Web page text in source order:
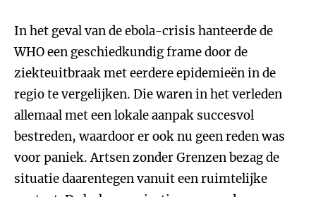
In het geval van de ebola-crisis hanteerde de
WHO een geschiedkundig frame door de
ziekteuitbraak met eerdere epidemieën in de
regio te vergelijken. Die waren in het verleden
allemaal met een lokale aanpak succesvol
bestreden, waardoor er ook nu geen reden was
voor paniek. Artsen zonder Grenzen bezag de
situatie daarentegen vanuit een ruimtelijke